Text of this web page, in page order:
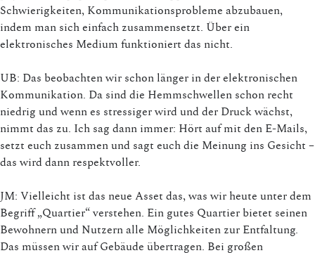
Schwierigkeiten, Kommunikationsprobleme abzubauen,
indem man sich einfach zusammensetzt. Über ein
elektronisches Medium funktioniert das nicht.
UB: Das beobachten wir schon länger in der elektronischen
Kommunikation. Da sind die Hemmschwellen schon recht
niedrig und wenn es stressiger wird und der Druck wächst,
nimmt das zu. Ich sag dann immer: Hört auf mit den E-Mails,
setzt euch zusammen und sagt euch die Meinung ins Gesicht –
das wird dann respektvoller.
JM: Vielleicht ist das neue Asset das, was wir heute unter dem
Begriff „Quartier“ verstehen. Ein gutes Quartier bietet seinen
Bewohnern und Nutzern alle Möglichkeiten zur Entfaltung.
Das müssen wir auf Gebäude übertragen. Bei großen